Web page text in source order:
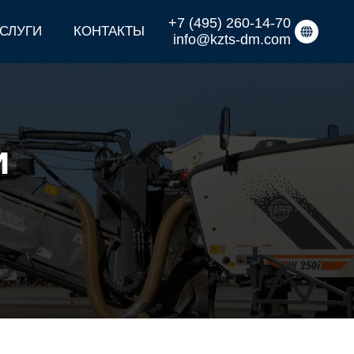
КОНТАКТЫ
+7 (495) 260-14-70
info@kzts-dm.com